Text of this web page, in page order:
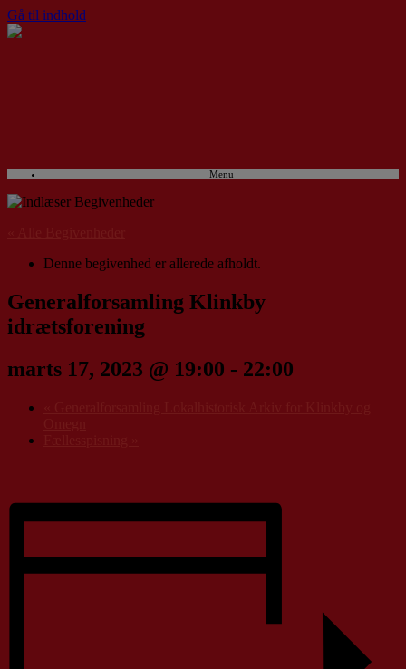
Gå til indhold
Menu
Denne begivenhed er allerede afholdt.
Generalforsamling Klinkby
idrætsforening
marts 17, 2023 @ 19:00 - 22:00